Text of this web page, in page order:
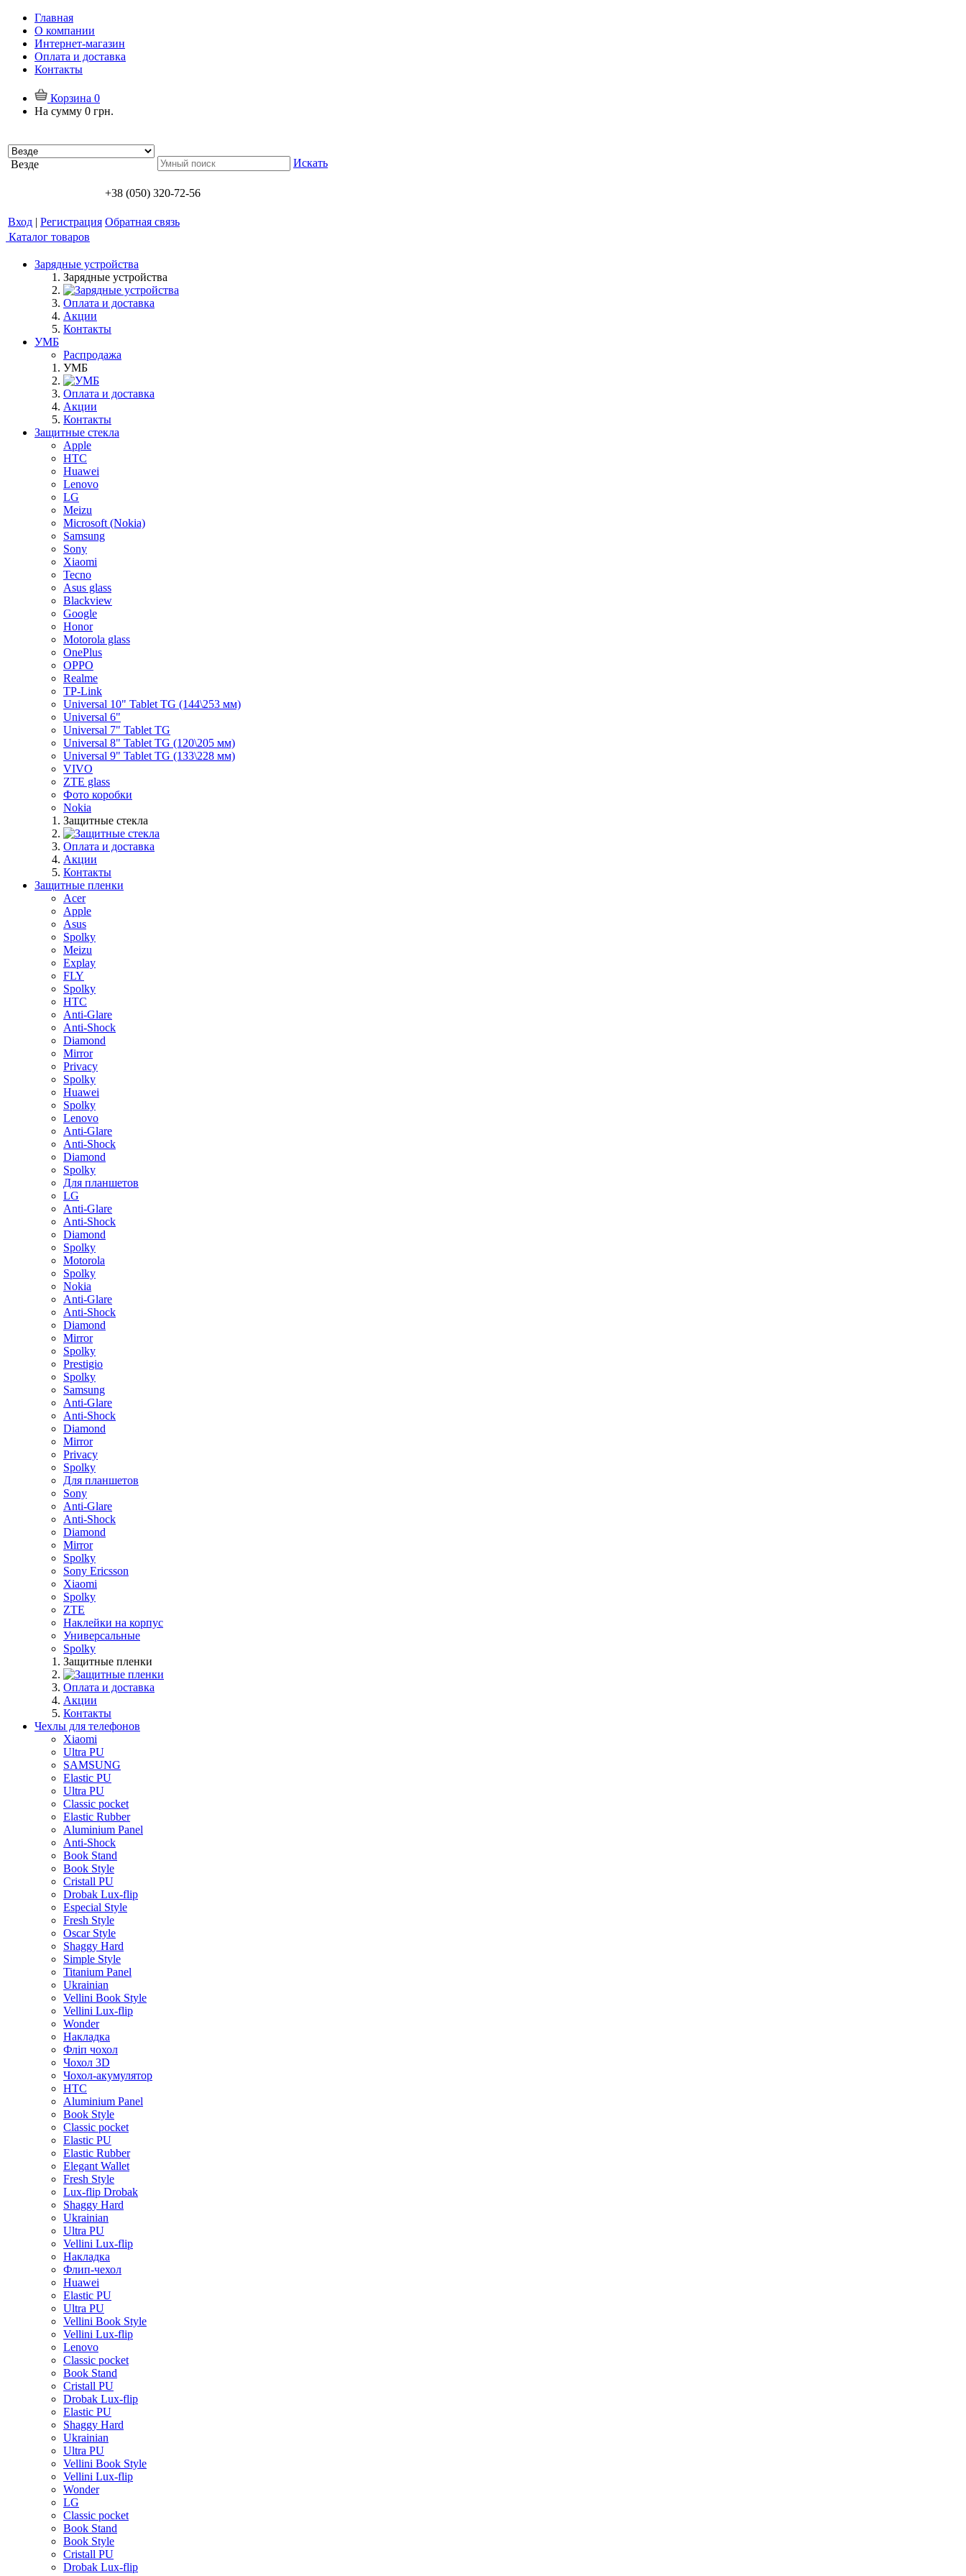
Главная
О компании
Интернет-магазин
Оплата и доставка
Контакты
Корзина 0
На сумму 0 грн.
Везде Искать
+38 (050) 320-72-56
Вход | Регистрация Обратная связь
Каталог товаров
Зарядные устройства
Зарядные устройства
Оплата и доставка
Акции
Контакты
УМБ
Распродажа
УМБ
Оплата и доставка
Акции
Контакты
Защитные стекла
Apple
HTC
Huawei
Lenovo
LG
Meizu
Microsoft (Nokia)
Samsung
Sony
Xiaomi
Tecno
Asus glass
Blackview
Google
Honor
Motorola glass
OnePlus
OPPO
Realme
TP-Link
Universal 10" Tablet TG (144\253 мм)
Universal 6"
Universal 7" Tablet TG
Universal 8" Tablet TG (120\205 мм)
Universal 9" Tablet TG (133\228 мм)
VIVO
ZTE glass
Фото коробки
Nokia
Защитные стекла
Оплата и доставка
Акции
Контакты
Защитные пленки
Acer
Apple
Asus
Spolky
Meizu
Explay
FLY
Spolky
HTC
Anti-Glare
Anti-Shock
Diamond
Mirror
Privacy
Spolky
Huawei
Spolky
Lenovo
Anti-Glare
Anti-Shock
Diamond
Spolky
Для планшетов
LG
Anti-Glare
Anti-Shock
Diamond
Spolky
Motorola
Spolky
Nokia
Anti-Glare
Anti-Shock
Diamond
Mirror
Spolky
Prestigio
Spolky
Samsung
Anti-Glare
Anti-Shock
Diamond
Mirror
Privacy
Spolky
Для планшетов
Sony
Anti-Glare
Anti-Shock
Diamond
Mirror
Spolky
Sony Ericsson
Xiaomi
Spolky
ZTE
Наклейки на корпус
Универсальные
Spolky
Защитные пленки
Оплата и доставка
Акции
Контакты
Чехлы для телефонов
Xiaomi
Ultra PU
SAMSUNG
Elastic PU
Ultra PU
Classic pocket
Elastic Rubber
Aluminium Panel
Anti-Shock
Book Stand
Book Style
Cristall PU
Drobak Lux-flip
Especial Style
Fresh Style
Oscar Style
Shaggy Hard
Simple Style
Titanium Panel
Ukrainian
Vellini Book Style
Vellini Lux-flip
Wonder
Накладка
Фліп чохол
Чохол 3D
Чохол-акумулятор
HTC
Aluminium Panel
Book Style
Classic pocket
Elastic PU
Elastic Rubber
Elegant Wallet
Fresh Style
Lux-flip Drobak
Shaggy Hard
Ukrainian
Ultra PU
Vellini Lux-flip
Накладка
Флип-чехол
Huawei
Elastic PU
Ultra PU
Vellini Book Style
Vellini Lux-flip
Lenovo
Classic pocket
Book Stand
Cristall PU
Drobak Lux-flip
Elastic PU
Shaggy Hard
Ukrainian
Ultra PU
Vellini Book Style
Vellini Lux-flip
Wonder
LG
Classic pocket
Book Stand
Book Style
Cristall PU
Drobak Lux-flip